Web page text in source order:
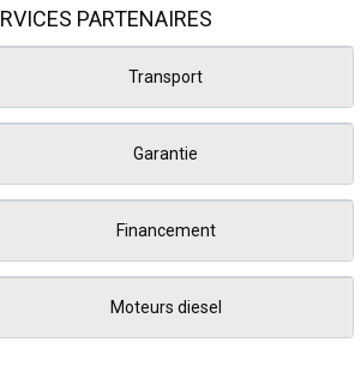
PARTENAIRES
Transport
Garantie
Financement
Moteurs diesel